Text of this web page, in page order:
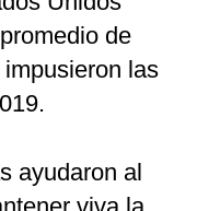
de
las
ayudaron al